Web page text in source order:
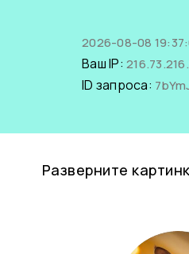
2026-08-08
Ваш IP:
ID запроса:
Разверните